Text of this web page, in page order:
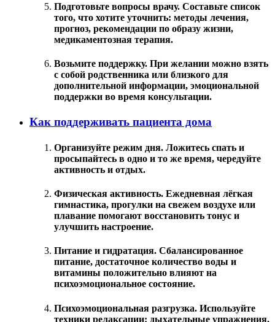
Подготовьте вопросы врачу. Составьте список
того, что хотите уточнить: методы лечения,
прогноз, рекомендации по образу жизни,
медикаментозная терапия.
Возьмите поддержку. При желании можно взять
с собой родственника или близкого для
дополнительной информации, эмоциональной
поддержки во время консультации.
Как поддерживать пациента дома
Организуйте режим дня. Ложитесь спать и
просыпайтесь в одно и то же время, чередуйте
активность и отдых.
Физическая активность. Ежедневная лёгкая
гимнастика, прогулки на свежем воздухе или
плавание помогают восстановить тонус и
улучшить настроение.
Питание и гидратация. Сбалансированное
питание, достаточное количество воды и
витамины положительно влияют на
психоэмоциональное состояние.
Психоэмоциональная разгрузка. Используйте
техники релаксации: дыхательные упражнения,